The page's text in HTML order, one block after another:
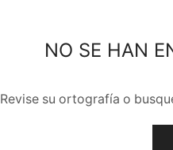
NO SE HAN
Revise su ortografía o